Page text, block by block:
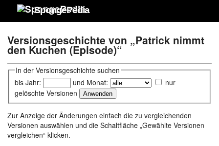
SpongePedia
Versionsgeschichte von „Patrick nimmt
den Kuchen (Episode)“
In der Versionsgeschichte suchen
bis Jahr:
und Monat:
nur
gelöschte Versionen
Zur Anzeige der Änderungen einfach die zu vergleichenden
Versionen auswählen und die Schaltfläche „Gewählte Versionen
vergleichen“ klicken.